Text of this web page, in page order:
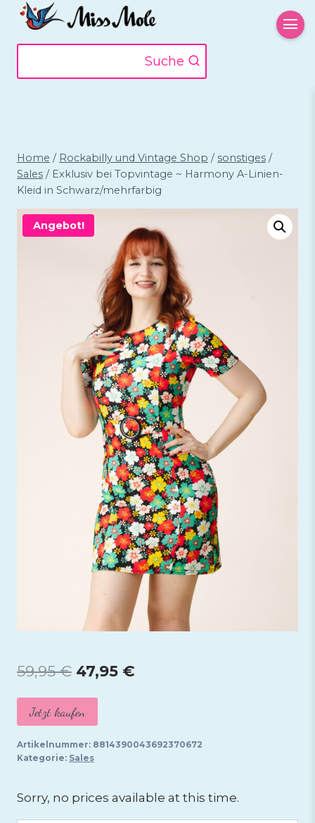
Zum
Inhalt
springen
Suche
Home / Rockabilly und Vintage Shop / sonstiges /
Sales / Exklusiv bei Topvintage ~ Harmony A-Linien-
Kleid in Schwarz/mehrfarbig
Angebot!
59,95€ Ursprünglicher
Preis
war:
59,95 €
47,95 €
47,95 €.
Jetzt kaufen
Artikelnummer: 8814390043692370672
Kategorie: Sales
Sorry, no prices available at this time.